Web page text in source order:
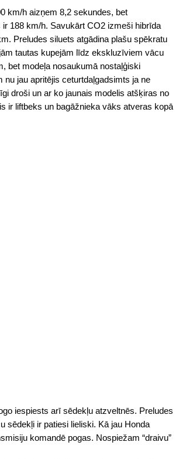
km/h aizņem 8,2 sekundes, bet
188 km/h. Savukārt CO2 izmeši hibrīda
Preludes siluets atgādina plašu spēkratu
tautas kupejām līdz ekskluzīviem vācu
bet modeļa nosaukumā nostaļģiski
nu jau apritējis ceturtdaļgadsimts ja ne
droši un ar ko jaunais modelis atšķiras no
ir liftbeks un bagāžnieka vāks atveras kopā
iespiests arī sēdekļu atzveltnēs. Preludes
sēdekļi ir patiesi lieliski. Kā jau Honda
komandē pogas. Nospiežam “draivu”